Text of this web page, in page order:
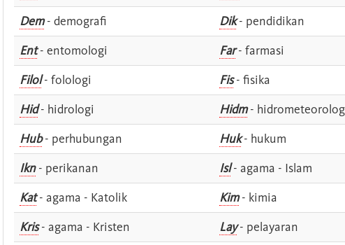
Dem- demografi Dik- pendidikan
Ent- entomologi Far- farmasi
Filol- folologi Fis- fisika
Hid- hidrologi Hidm-
Hub- perhubungan Huk- hukum
Ikn- perikanan Isl- agama - Islam
Kat- agama - Katolik Kim- kimia
Kris- agama - Kristen Lay- pelayaran